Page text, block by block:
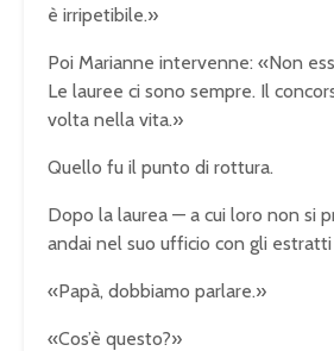
è irripetibile.»
Poi Marianne intervenne: «Non
Le lauree ci sono sempre. Il
volta nella vita.»
Quello fu il punto di rottura.
Dopo la laurea — a cui loro non si
andai nel suo ufficio con gli
«Papà, dobbiamo parlare.»
«Cos’è questo?»